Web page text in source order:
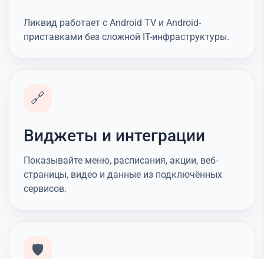
Ликвид работает с Android TV и Android-
приставками без сложной IT-инфраструктуры.
🔗
Виджеты и интеграции
Показывайте меню, расписания, акции, веб-
страницы, видео и данные из подключённых
сервисов.
🛡️